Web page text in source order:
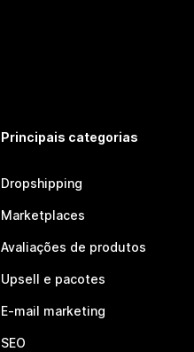
Principais categorias
Dropshipping
Marketplaces
Avaliações de produtos
Upsell e pacotes
E-mail marketing
SEO